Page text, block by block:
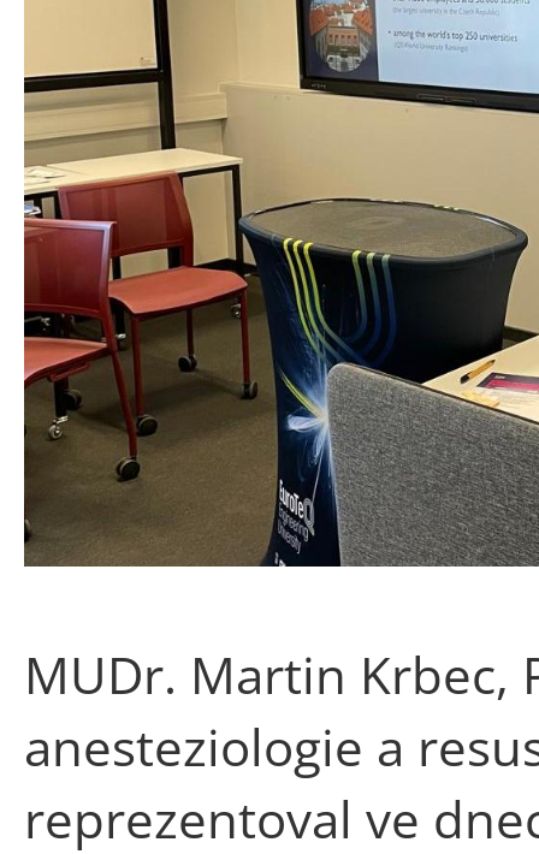
MUDr. Martin Krbec,
anesteziologie a
reprezentoval ve